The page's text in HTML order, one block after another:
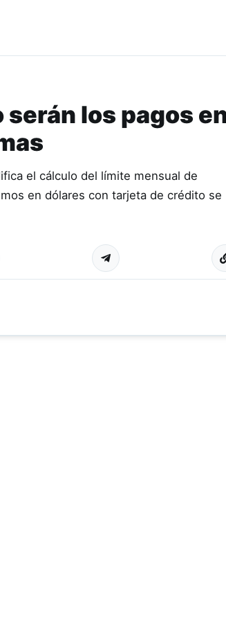
los pagos
el cálculo del límite mensual de
en dólares con tarjeta de crédito se